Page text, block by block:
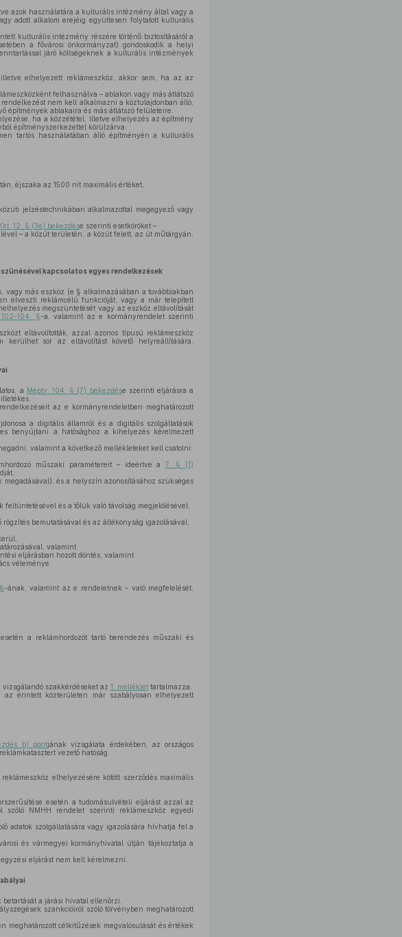
azok használatára a kulturális intézmény által vagy a
adott alkalom erejéig együttesen folytatott kulturális
kulturális intézmény részére történő biztosításáról a
a fővárosi önkormányzat) gondoskodik a helyi
járó költségeknek a kulturális intézmények
elhelyezett reklámeszköz, akkor sem, ha az az
felhasználva – ablakon vagy más átlátszó
nem kell alkalmazni a köztulajdonban álló,
építmények ablakaira és más átlátszó felületeire.
ha a közzététel, illetve elhelyezés az építmény
építményszerkezettel körülzárva.
tartós használatában álló építményén a kulturális
éjszaka az 1500 nit maximális értéket,
jelzéstechnikában alkalmazottal megegyező vagy
12. § (3e) bekezdése szerinti esetköröket –
– a közút területén, a közút felett, az út műtárgyán,
kapcsolatos egyes rendelkezések
más eszköz (e § alkalmazásában a továbbiakban
elveszti reklámcélú funkcióját, vagy a már telepített
megszüntetését vagy az eszköz eltávolítását
§-a, valamint az e kormányrendelet szerinti
eltávolították, azzal azonos típusú reklámeszköz
sor az eltávolítást követő helyreállítására,
a Méptv. 104. § (7) bekezdése szerinti eljárásra a
az e kormányrendeletben meghatározott
a digitális államról és a digitális szolgáltatások
benyújtani a hatósághoz a kihelyezés kérelmezett
valamint a következő mellékleteket kell csatolni:
műszaki paramétereit – ideértve a7. § (1)
és a helyszín azonosításához szükséges
és a tőlük való távolság megjelölésével,
bemutatásával és az állékonyság igazolásával,
valamint
eljárásban hozott döntés, valamint
véleménye.
-ának, valamint az e rendeletnek – való megfelelését,
a reklámhordozót tartó berendezés műszaki és
szakkérdéseket az 1. melléklettartalmazza.
érintett közterületen már szabályosan elhelyezett
b) pontjának vizsgálata érdekében, az országos
vezető hatóság
elhelyezésére kötött szerződés maximális
esetén a tudomásulvételi eljárást azzal az
szóló NMHH rendelet szerinti reklámeszköz egyedi
adatok szolgáltatására vagy igazolására hívhatja fel a
és vármegyei kormányhivatal útján tájékoztatja a
eljárást nem kell kérelmezni.
a járási hivatal ellenőrzi.
szankcióiról szóló törvényben meghatározott
meghatározott célkitűzések megvalósulását és értékek